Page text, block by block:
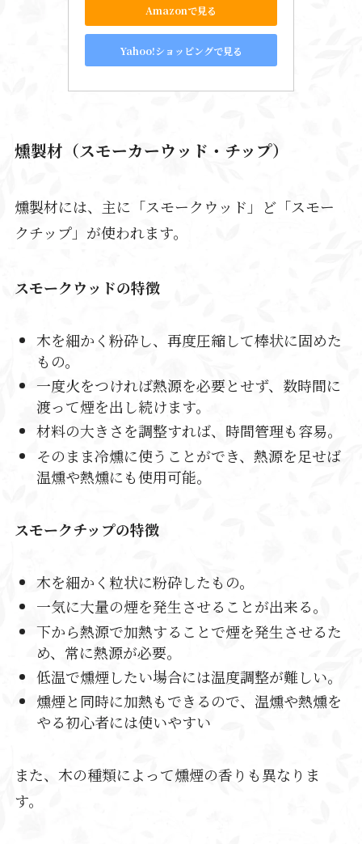
Amazonで見る
Yahoo!ショッピングで見る
燻製材（スモーカーウッド・チップ）
燻製材には、主に「スモークウッド」ど「スモー
クチップ」が使われます。
スモークウッドの特徴
木を細かく粉砕し、再度圧縮して棒状に固めた
もの。
一度火をつければ熱源を必要とせず、数時間に
渡って煙を出し続けます。
材料の大きさを調整すれば、時間管理も容易。
そのまま冷燻に使うことができ、熱源を足せば
温燻や熱燻にも使用可能。
スモークチップの特徴
木を細かく粒状に粉砕したもの。
一気に大量の煙を発生させることが出来る。
下から熱源で加熱することで煙を発生させるた
め、常に熱源が必要。
低温で燻煙したい場合には温度調整が難しい。
燻煙と同時に加熱もできるので、温燻や熱燻を
やる初心者には使いやすい
また、木の種類によって燻煙の香りも異なりま
す。